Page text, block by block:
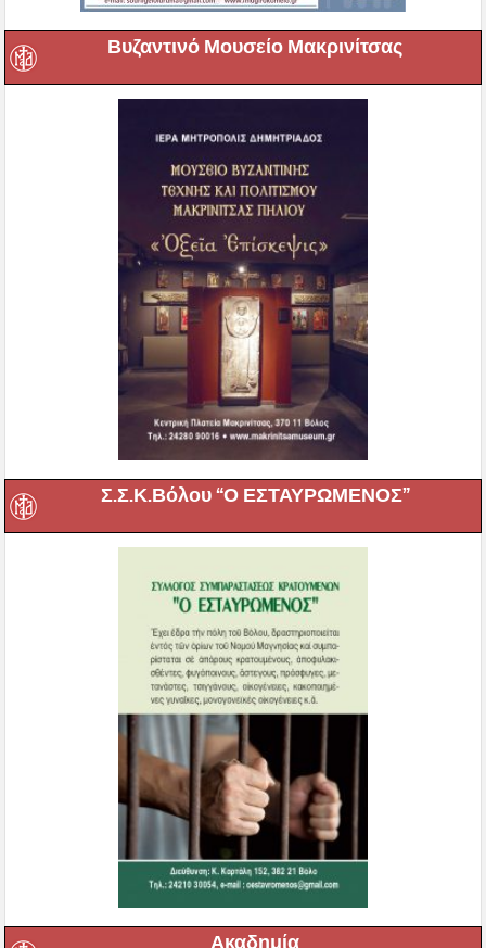
Βυζαντινό Μουσείο Μακρινίτσας
Σ.Σ.Κ.Βόλου “Ο ΕΣΤΑΥΡΩΜΕΝΟΣ”
Ακαδημία